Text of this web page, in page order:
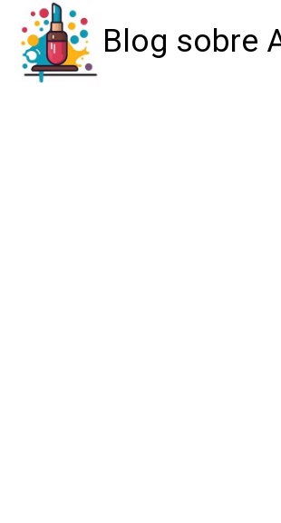
Blog sobre